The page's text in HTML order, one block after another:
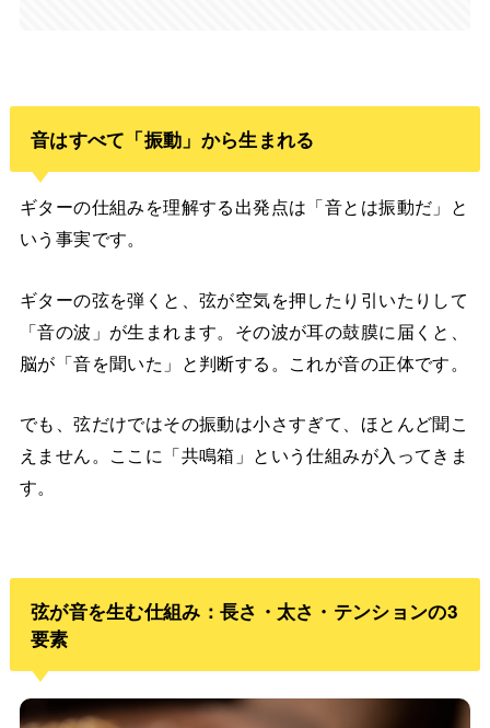
音はすべて「振動」から生まれる
ギターの仕組みを理解する出発点は「音とは振動だ」と
いう事実です。
ギターの弦を弾くと、弦が空気を押したり引いたりして
「音の波」が生まれます。その波が耳の鼓膜に届くと、
脳が「音を聞いた」と判断する。これが音の正体です。
でも、弦だけではその振動は小さすぎて、ほとんど聞こ
えません。ここに「共鳴箱」という仕組みが入ってきま
す。
弦が音を生む仕組み：長さ・太さ・テンションの3
要素